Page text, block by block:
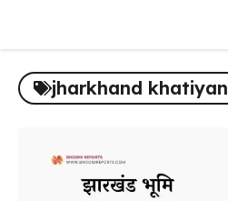
content
jharkhand khatiyan